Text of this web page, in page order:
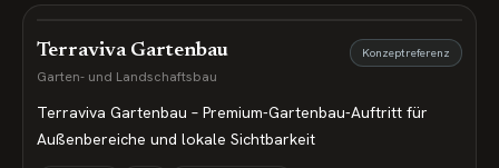
Terraviva Gartenbau
Garten- und Landschaftsbau
Konzeptreferenz
Terraviva Gartenbau – Premium-Gartenbau-Auftritt für
Außenbereiche und lokale Sichtbarkeit